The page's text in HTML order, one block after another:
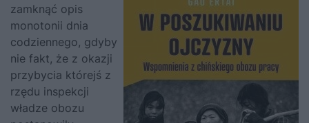
zamknąć opis
monotonii dnia
codziennego, gdyby
nie fakt, że z okazji
przybycia którejś z
rzędu inspekcji
władze obozu